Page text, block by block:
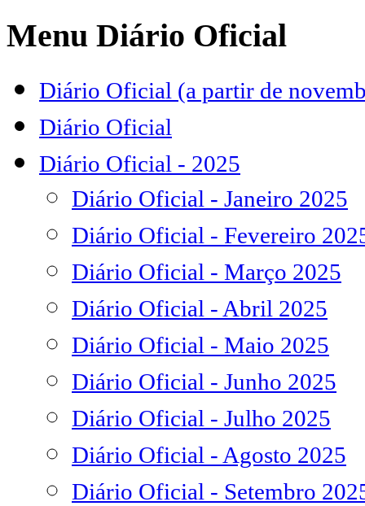
Menu Diário Oficial
Diário Oficial (a partir de
Diário Oficial
Diário Oficial - 2025
Diário Oficial - Janeiro 2025
Diário Oficial - Fevereiro
Diário Oficial - Março 2025
Diário Oficial - Abril 2025
Diário Oficial - Maio 2025
Diário Oficial - Junho 2025
Diário Oficial - Julho 2025
Diário Oficial - Agosto 2025
Diário Oficial - Setembro